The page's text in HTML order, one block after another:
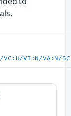
VC:H/VI:N/VA:N/